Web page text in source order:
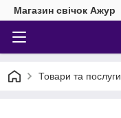
Магазин свічок Ажур
Товари та послуги